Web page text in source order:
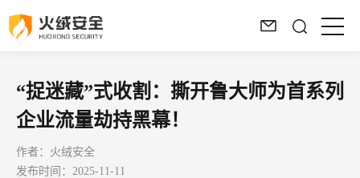
“捉迷藏”式收割：撕开鲁大师为首系列
企业流量劫持黑幕！
作者：火绒安全
发布时间：2025-11-11